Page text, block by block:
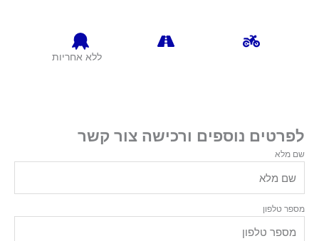
ללא אחריות
לפרטים נוספים ורכישה צור קשר
שם מלא
מספר טלפון